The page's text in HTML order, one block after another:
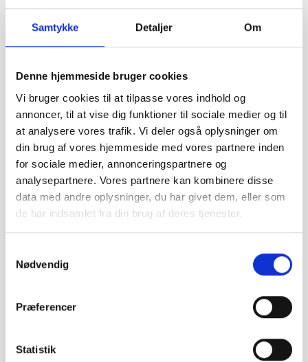
Samtykke Detaljer Om
Denne hjemmeside bruger cookies
Vi bruger cookies til at tilpasse vores indhold og
annoncer, til at vise dig funktioner til sociale medier og til
at analysere vores trafik. Vi deler også oplysninger om
din brug af vores hjemmeside med vores partnere inden
for sociale medier, annonceringspartnere og
analysepartnere. Vores partnere kan kombinere disse
data med andre oplysninger, du har givet dem, eller som
de har indsamlet fra din brug af deres tjenester.
Nødvendig
Præferencer
Statistik
Leder du efter et pålideligt autoværksted i nærheden? Klik på din
by og find det nærmeste værksted.
Autoværksted København
Autoværksted Aarhus
Autoværksted Odense